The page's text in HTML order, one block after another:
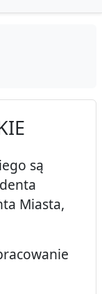
są
Miasta,